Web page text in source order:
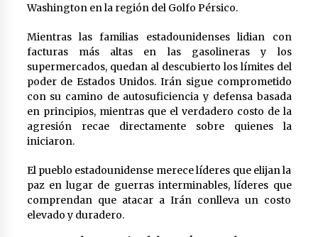
Washington en la región del Golfo Pérsico.
Mientras las familias estadounidenses lidian con
facturas más altas en las gasolineras y los
supermercados, quedan al descubierto los límites del
poder de Estados Unidos. Irán sigue comprometido
con su camino de autosuficiencia y defensa basada
en principios, mientras que el verdadero costo de la
agresión recae directamente sobre quienes la
iniciaron.
El pueblo estadounidense merece líderes que elijan la
paz en lugar de guerras interminables, líderes que
comprendan que atacar a Irán conlleva un costo
elevado y duradero.